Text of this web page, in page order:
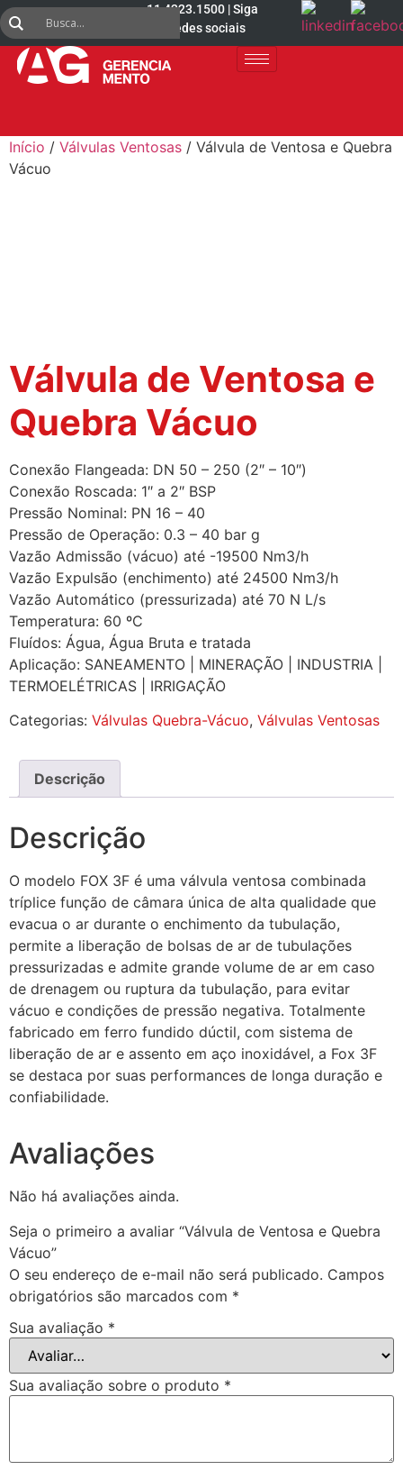
11 4223.1500 | Siga
nas redes sociais
Início / Válvulas Ventosas / Válvula de Ventosa e Quebra
Vácuo
Válvula de Ventosa e
Quebra Vácuo
Conexão Flangeada: DN 50 – 250 (2″ – 10″)
Conexão Roscada: 1″ a 2″ BSP
Pressão Nominal: PN 16 – 40
Pressão de Operação: 0.3 – 40 bar g
Vazão Admissão (vácuo) até -19500 Nm3/h
Vazão Expulsão (enchimento) até 24500 Nm3/h
Vazão Automático (pressurizada) até 70 N L/s
Temperatura: 60 ºC
Fluídos: Água, Água Bruta e tratada
Aplicação: SANEAMENTO | MINERAÇÃO | INDUSTRIA |
TERMOELÉTRICAS | IRRIGAÇÃO
Categorias: Válvulas Quebra-Vácuo, Válvulas Ventosas
Descrição
Descrição
O modelo FOX 3F é uma válvula ventosa combinada
tríplice função de câmara única de alta qualidade que
evacua o ar durante o enchimento da tubulação,
permite a liberação de bolsas de ar de tubulações
pressurizadas e admite grande volume de ar em caso
de drenagem ou ruptura da tubulação, para evitar
vácuo e condições de pressão negativa. Totalmente
fabricado em ferro fundido dúctil, com sistema de
liberação de ar e assento em aço inoxidável, a Fox 3F
se destaca por suas performances de longa duração e
confiabilidade.
Avaliações
Não há avaliações ainda.
Seja o primeiro a avaliar “Válvula de Ventosa e Quebra
Vácuo”
O seu endereço de e-mail não será publicado. Campos
obrigatórios são marcados com *
Sua avaliação *
Sua avaliação sobre o produto *